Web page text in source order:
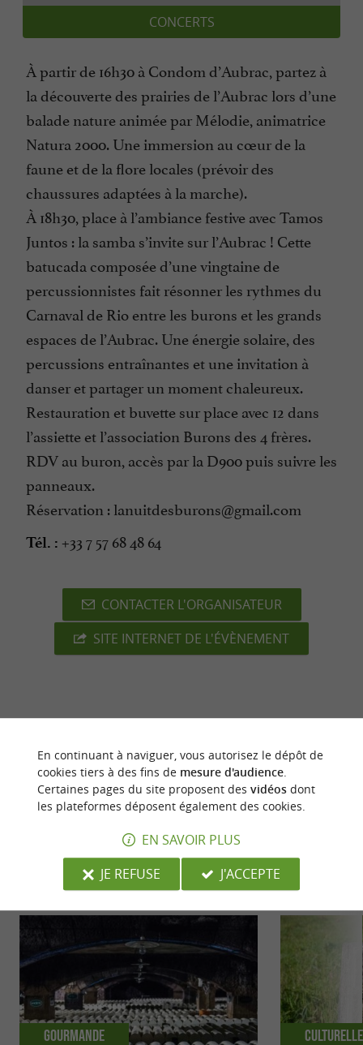
CONCERTS
À partir de 16h30 à Condom d’Aubrac, partez à
la découverte des prairies de l’Aubrac lors d’une
balade nature animée par Mélodie, animatrice
Natura 2000. Une immersion au cœur de la
faune et de la flore locales (prévoir des
chaussures adaptées à la marche).
À 18h30, place à l’ambiance festive avec Tamos
Juntos : la samba s’invite sur l’Aubrac ! Cette
batucada composée d’une vingtaine de
percussionnistes fait résonner les rythmes du
Carnaval de Rio entre les burons et les grands
espaces de l’Aubrac. Une énergie solaire, des
percussions entraînantes et une invitation à
danser et partager un moment chaleureux.
Restauration et buvette sur place avec 12 dans
l’assiette et l’association Burons des 4 frères.
RDV au buron, accès par la D900 puis suivre les
panneaux.
Réservation : lanuitdesburons@gmail.com
Tél. : +33 7 57 68 48 64
CONTACTER L'ORGANISATEUR
SITE INTERNET DE L'ÉVÈNEMENT
Source :HIT Aveyron (ADAT Aveyron) - Crédit photo :
Parc naturel régional de l'Aubrac
NOUS AVONS TESTÉPOUR VOUS
Gourmande Culturelle
En continuant à naviguer, vous autorisez le dépôt de
cookies tiers à des fins de mesure d'audience.
Certaines pages du site proposent des vidéosdont
les plateformes déposent également des cookies.
EN SAVOIR PLUS
JE REFUSE
J'ACCEPTE